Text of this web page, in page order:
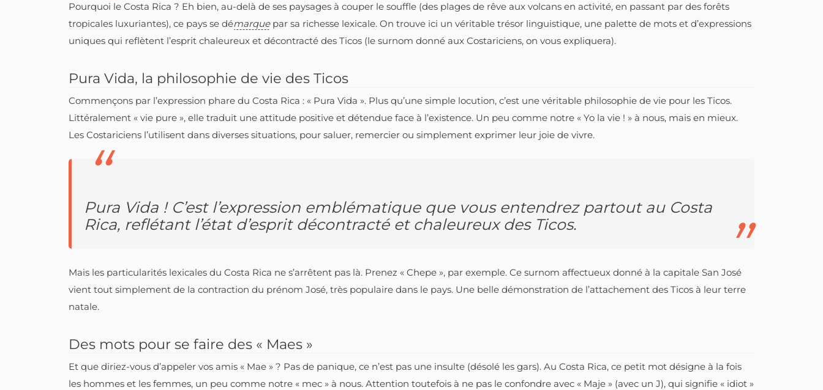
Pourquoi le Costa Rica ? Eh bien, au-delà de ses paysages à couper le souffle (des plages de rêve aux volcans en activité, en passant par des forêts
tropicales luxuriantes), ce pays se démarquepar sa richesse lexicale. On trouve ici un véritable trésor linguistique, une palette de mots et d’expressions
uniques qui reflètent l’esprit chaleureux et décontracté des Ticos (le surnom donné aux Costariciens, on vous expliquera).
Pura Vida, la philosophie de vie des Ticos
Commençons par l’expression phare du Costa Rica : « Pura Vida ». Plus qu’une simple locution, c’est une véritable philosophie de vie pour les Ticos.
Littéralement « vie pure », elle traduit une attitude positive et détendue face à l’existence. Un peu comme notre « Yo la vie ! » à nous, mais en mieux.
Les Costariciens l’utilisent dans diverses situations, pour saluer, remercier ou simplement exprimer leur joie de vivre.
Pura Vida ! C’est l’expression emblématique que vous entendrez partout au Costa
Rica, reflétant l’état d’esprit décontracté et chaleureux des Ticos.
Mais les particularités lexicales du Costa Rica ne s’arrêtent pas là. Prenez « Chepe », par exemple. Ce surnom affectueux donné à la capitale San José
vient tout simplement de la contraction du prénom José, très populaire dans le pays. Une belle démonstration de l’attachement des Ticos à leur terre
natale.
Des mots pour se faire des « Maes »
Et que diriez-vous d’appeler vos amis « Mae » ? Pas de panique, ce n’est pas une insulte (désolé les gars). Au Costa Rica, ce petit mot désigne à la fois
les hommes et les femmes, un peu comme notre « mec » à nous. Attention toutefois à ne pas le confondre avec « Maje » (avec un J), qui signifie « idiot »